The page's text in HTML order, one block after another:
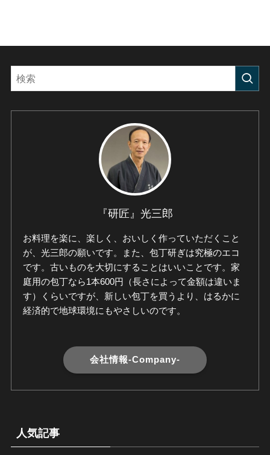
『研匠』光三郎
お料理を楽に、楽しく、おいしく作っていただくこと
が、光三郎の願いです。また、包丁研ぎは究極のエコ
です。古いものを大切にすることはいいことです。家
庭用の包丁なら1本600円（長さによって金額は違いま
す）くらいですが、新しい包丁を買うより、はるかに
経済的で地球環境にもやさしいのです。
会社情報-Company-
人気記事